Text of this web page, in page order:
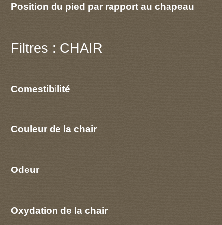
Position du pied par rapport au chapeau
Filtres : CHAIR
Comestibilité
Couleur de la chair
Odeur
Oxydation de la chair